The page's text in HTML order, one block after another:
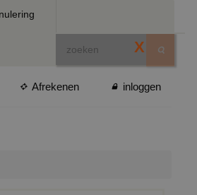
X
Afrekenen inloggen